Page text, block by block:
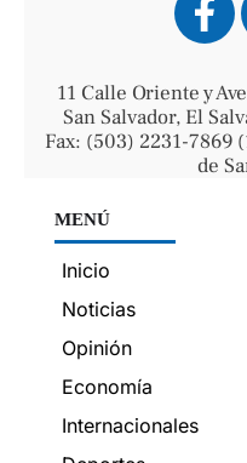
11 Calle Oriente y
San Salvador, El
Fax: (503) 2231-7869
de
MENÚ
Inicio
Noticias
Opinión
Economía
Internacionales